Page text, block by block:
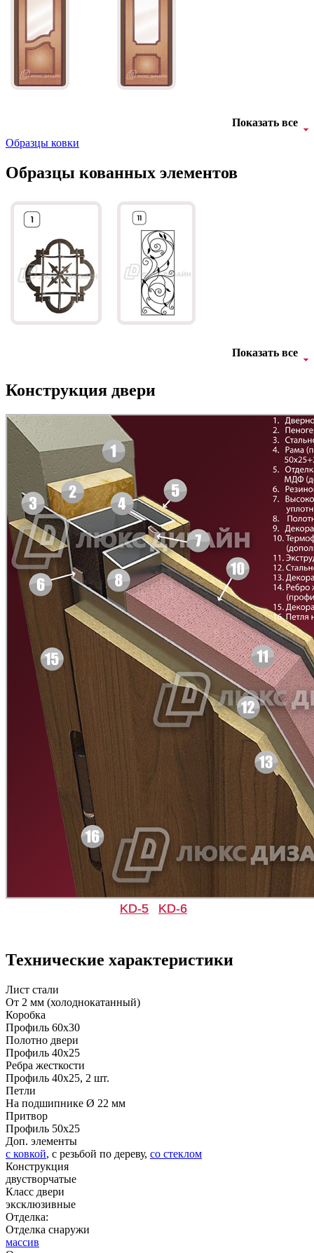
Д-15 60
Д-36 46 30 Д-36 Н
Д-36 СС
Д-37 Н Д-43 30
ДНТ
ДУБ БЕЛЁНЫЙ
Показать все
Образцы ковки
Образцы кованных элементов
Показать все
Конструкция двери
KD-5 KD-6
Технические характеристики
Лист стали
От 2 мм (холоднокатанный)
Коробка
Профиль 60х30
Полотно двери
Профиль 40х25
Ребра жесткости
Профиль 40х25, 2 шт.
Петли
На подшипнике Ø 22 мм
Притвор
Профиль 50х25
Доп. элементы
с ковкой, с резьбой по дереву, со стеклом
Конструкция
двустворчатые
Класс двери
эксклюзивные
Отделка:
Отделка снаружи
массив